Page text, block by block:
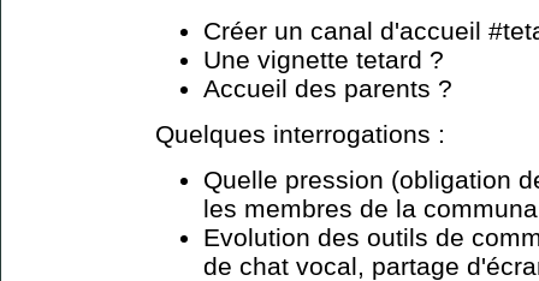
Créer un canal d'accueil
Une vignette tetard ?
Accueil des parents ?
Quelques interrogations :
Quelle pression (obligation
les membres de la
Evolution des outils de
de chat vocal, partage